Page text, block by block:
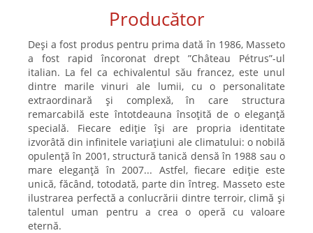
Producător
Deși a fost produs pentru prima dată în 1986, Masseto
a fost rapid încoronat drept ”Château Pétrus”-ul
italian. La fel ca echivalentul său francez, este unul
dintre marile vinuri ale lumii, cu o personalitate
extraordinară și complexă, în care structura
remarcabilă este întotdeauna însoțită de o eleganță
specială. Fiecare ediție își are propria identitate
izvorâtă din infinitele variațiuni ale climatului: o nobilă
opulență în 2001, structură tanică densă în 1988 sau o
mare eleganță în 2007... Astfel, fiecare ediție este
unică, făcând, totodată, parte din întreg. Masseto este
ilustrarea perfectă a conlucrării dintre terroir, climă și
talentul uman pentru a crea o operă cu valoare
eternă.